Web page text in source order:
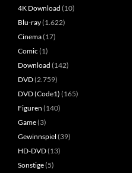
4K Download (10)
Blu-ray(1.622)
Cinema(17)
Comic (1)
Download (142)
DVD(2.759)
DVD (Code1) (165)
Figuren (140)
Game(3)
Gewinnspiel (39)
HD-DVD(13)
Sonstige(5)